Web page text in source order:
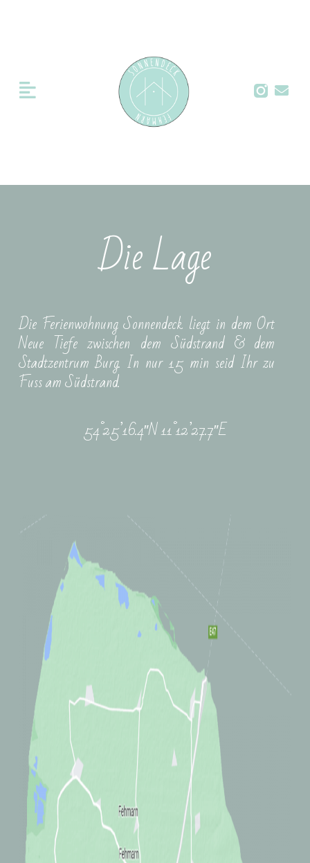
Die Lage
Die Ferienwohnung Sonnendeck liegt in dem Ort
Neue Tiefe zwischen dem Südstrand & dem
Stadtzentrum Burg. In nur 15 min seid Ihr zu
Fuss am Südstrand.
54°25’16.4″N 11°12’27.7″E